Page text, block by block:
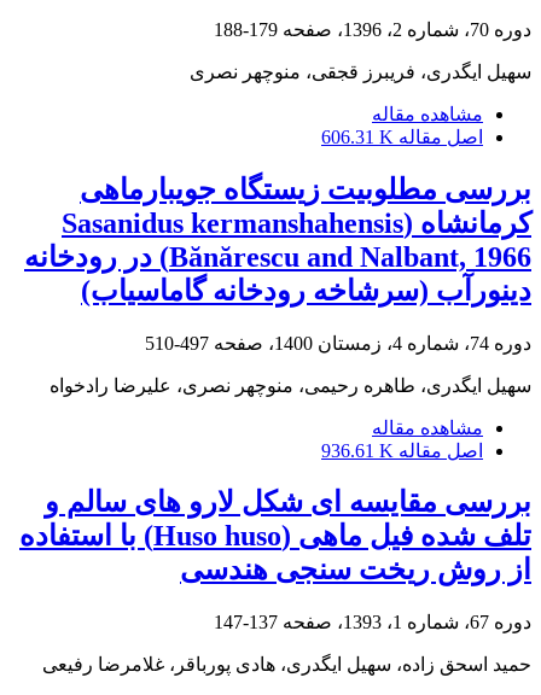
دوره 70، شماره 2، 1396، صفحه 179-188
سهیل ایگدری، فریبرز قجقی، منوچهر نصری
مشاهده مقاله
اصل مقاله 606.31 K
بررسی مطلوبیت زیستگاه جویبارماهی
کرمانشاه (Sasanidus kermanshahensis
Bănărescu and Nalbant, 1966) در رودخانه
دینورآب (سرشاخه رودخانه گاماسیاب)
دوره 74، شماره 4، زمستان 1400، صفحه 497-510
سهیل ایگدری، طاهره رحیمی، منوچهر نصری، علیرضا رادخواه
مشاهده مقاله
اصل مقاله 936.61 K
بررسی مقایسه ای شکل لارو های سالم و
تلف شده فیل ماهی (Huso huso) با استفاده
از روش ریخت سنجی هندسی
دوره 67، شماره 1، 1393، صفحه 137-147
حمید اسحق زاده، سهیل ایگدری، هادی پورباقر، غلامرضا رفیعی